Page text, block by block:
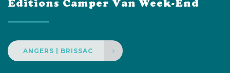
Éditions Camper Van Week-End
ANGERS | BRISSAC